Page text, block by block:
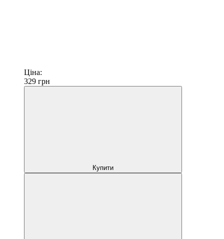
Ціна:
329 грн
Купити